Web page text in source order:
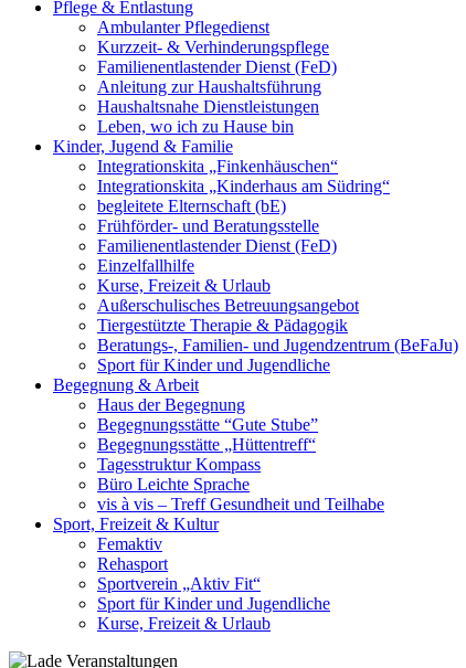
Pflege & Entlastung
Ambulanter Pflegedienst
Kurzzeit- & Verhinderungspflege
Familienentlastender Dienst (FeD)
Anleitung zur Haushaltsführung
Haushaltsnahe Dienstleistungen
Leben, wo ich zu Hause bin
Kinder, Jugend & Familie
Integrationskita „Finkenhäuschen“
Integrationskita „Kinderhaus am Südring“
begleitete Elternschaft (bE)
Frühförder- und Beratungsstelle
Familienentlastender Dienst (FeD)
Einzelfallhilfe
Kurse, Freizeit & Urlaub
Außerschulisches Betreuungsangebot
Tiergestützte Therapie & Pädagogik
Beratungs-, Familien- und Jugendzentrum (BeFaJu)
Sport für Kinder und Jugendliche
Begegnung & Arbeit
Haus der Begegnung
Begegnungsstätte “Gute Stube”
Begegnungsstätte „Hüttentreff“
Tagesstruktur Kompass
Büro Leichte Sprache
vis à vis – Treff Gesundheit und Teilhabe
Sport, Freizeit & Kultur
Femaktiv
Rehasport
Sportverein „Aktiv Fit“
Sport für Kinder und Jugendliche
Kurse, Freizeit & Urlaub